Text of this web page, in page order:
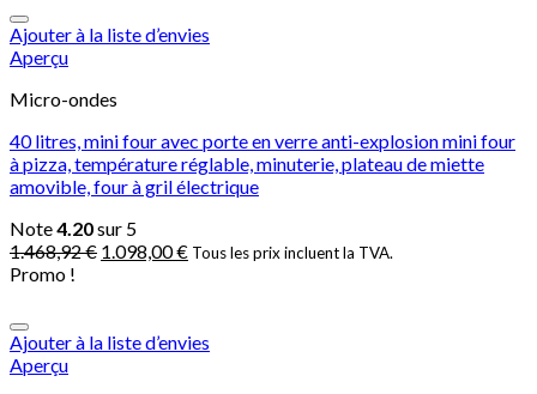
Ajouter à la liste d’envies
Aperçu
Micro-ondes
40 litres, mini four avec porte en verre anti-explosion mini four
à pizza, température réglable, minuterie, plateau de miette
amovible, four à gril électrique
Note4.20sur 5
1.468,92€ 1.098,00€ Tous les prix incluent la TVA.
Promo !
Ajouter à la liste d’envies
Aperçu